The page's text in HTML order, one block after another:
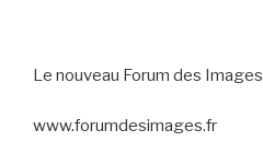
Le nouveau Forum des Images
www.forumdesimages.fr